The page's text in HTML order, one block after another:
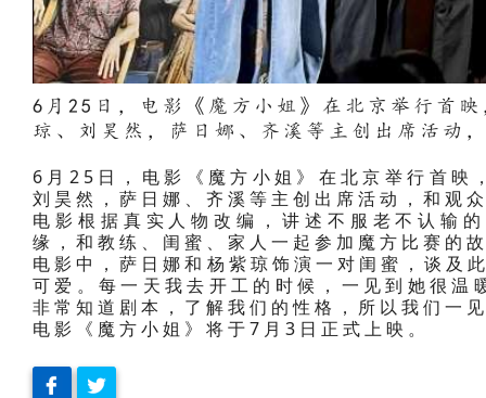
6月25日，电影《魔方小姐》在北京举行首
琼、刘昊然，萨日娜、齐溪等主创出席活动
6月25日，电影《魔方小姐》在北京举行首映
刘昊然，萨日娜、齐溪等主创出席活动，和观
电影根据真实人物改编，讲述不服老不认输
缘，和教练、闺蜜、家人一起参加魔方比赛的
电影中，萨日娜和杨紫琼饰演一对闺蜜，谈及
可爱。每一天我去开工的时候，一见到她很
非常知道剧本，了解我们的性格，所以我们一
电影《魔方小姐》将于7月3日正式上映。